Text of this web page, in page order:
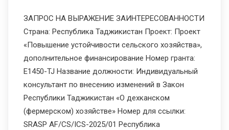
ЗАПРОС НА ВЫРАЖЕНИЕ ЗАИНТЕРЕСОВАННОСТИ
Страна: Республика Таджикистан Проект: Проект
«Повышение устойчивости сельского хозяйства»,
дополнительное финансирование Номер гранта:
E1450-TJ Название должности: Индивидуальный
консультант по внесению изменений в Закон
Республики Таджикистан «О дехканском
(фермерском) хозяйстве» Номер для ссылки:
SRASP AF/CS/ICS-2025/01 Республика